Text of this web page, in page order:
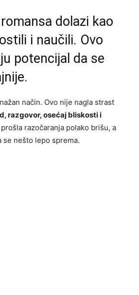
dolazi kao
i naučili. Ovo
potencijal da se
način. Ovo nije nagla strast
razgovor, osećaj bliskosti i
razočaranja polako brišu, a
se nešto lepo sprema.